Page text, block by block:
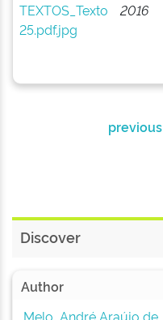
2016
previous
Discover
Author
Melo, André Araújo de